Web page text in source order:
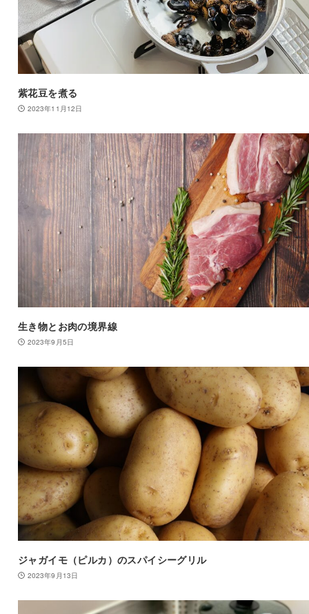
紫花豆を煮る
2023年11月12日
生き物とお肉の境界線
2023年9月5日
ジャガイモ（ピルカ）のスパイシーグリル
2023年9月13日